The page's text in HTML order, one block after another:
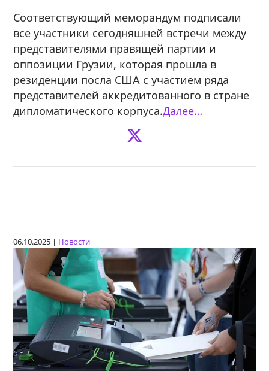
Соответствующий меморандум подписали
все участники сегодняшней встречи между
представителями правящей партии и
оппозиции Грузии, которая прошла в
резиденции посла США с участием ряда
представителей аккредитованного в стране
дипломатического корпуса.Далее…
06.10.2025 | Новости